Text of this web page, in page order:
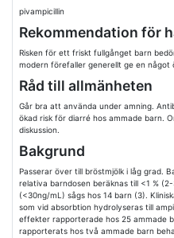
pivampicillin
Rekommendation för
Risken för ett friskt fullgånget barn
modern förefaller generellt ge en något
Råd till allmänheten
Går bra att använda under amning.
ökad risk för diarré hos ammade barn.
diskussion.
Bakgrund
Passerar över till bröstmjölk i låg grad.
relativa barndosen beräknas till <1 %
(<30ng/mL) sågs hos 14 barn (3).
som vid absorbtion hydrolyseras till
effekter rapporterade hos 25 ammade
rapporterats hos två ammade barn